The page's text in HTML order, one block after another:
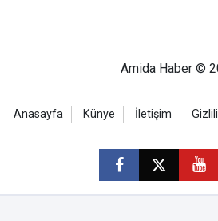
Amida Haber ©
Anasayfa Künye İletişim